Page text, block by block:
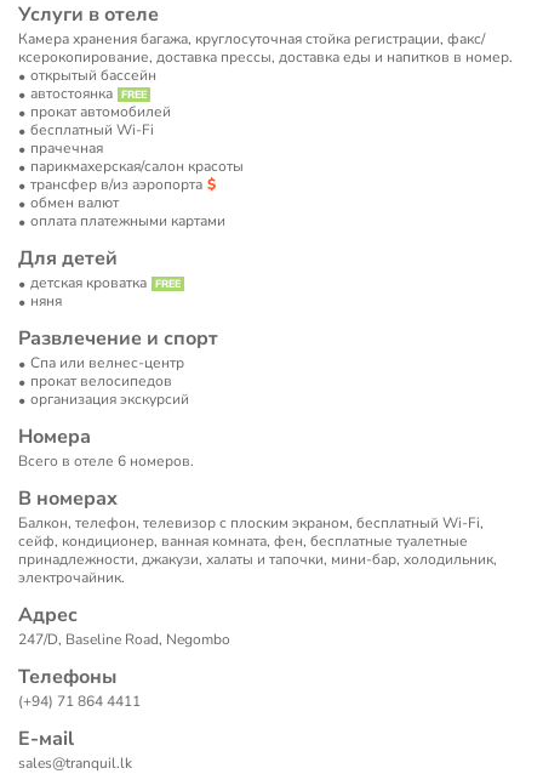
Услуги в отеле
Камера хранения багажа, круглосуточная стойка регистрации, факс/
ксерокопирование, доставка прессы, доставка еды и напитков в номер.
открытый бассейн
автостоянка
прокат автомобилей
бесплатный Wi-Fi
прачечная
парикмахерская/салон красоты
трансфер в/из аэропорта
обмен валют
оплата платежными картами
Для детей
детская кроватка
няня
Развлечение и спорт
Спа или велнес-центр
прокат велосипедов
организация экскурсий
Номера
Всего в отеле 6 номеров.
В номерах
Балкон, телефон, телевизор с плоским экраном, бесплатный Wi-Fi,
сейф, кондиционер, ванная комната, фен, бесплатные туалетные
принадлежности, джакузи, халаты и тапочки, мини-бар, холодильник,
электрочайник.
Адрес
247/D, Baseline Road, Negombo
Телефоны
(+94) 71 864 4411
Е-маil
sales@tranquil.lk